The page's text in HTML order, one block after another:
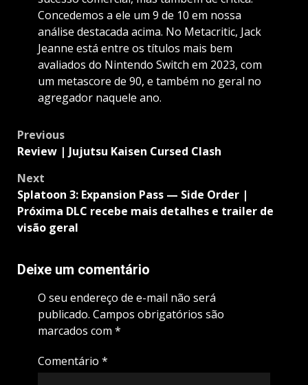
Concedemos a ele um 9 de 10 em nossa
análise destacada acima. No Metacritic, Jack
Jeanne está entre os títulos mais bem
avaliados do Nintendo Switch em 2023, com
um metascore de 90, e também no geral no
agregador naquele ano.
Post
navigation
Previous
Review | Jujutsu Kaisen Cursed Clash
Next
Splatoon 3: Expansion Pass — Side Order |
Próxima DLC recebe mais detalhes e trailer de
visão geral
Deixe um comentário
O seu endereço de e-mail não será
publicado. Campos obrigatórios são
marcados com *
Comentário *